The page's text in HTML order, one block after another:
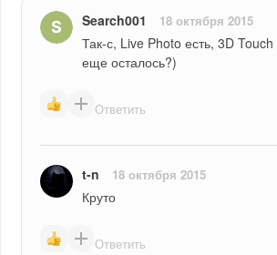
Search001 18 октября 2015
Так-с, Live Photo есть, 3D Touch
еще осталось?)
Ответить
t-n 18 октября 2015
Круто
Ответить